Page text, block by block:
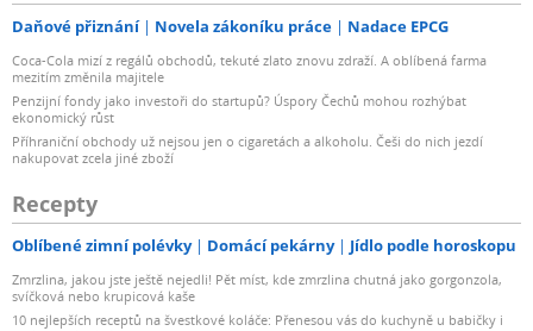
Daňové přiznání Novela zákoníku práce Nadace EPCG
Coca-Cola mizí z regálů obchodů, tekuté zlato znovu zdraží. A oblíbená farma
mezitím změnila majitele
Penzijní fondy jako investoři do startupů? Úspory Čechů mohou rozhýbat
ekonomický růst
Příhraniční obchody už nejsou jen o cigaretách a alkoholu. Češi do nich jezdí
nakupovat zcela jiné zboží
Recepty
Oblíbené zimní polévky Domácí pekárny Jídlo podle horoskopu
Zmrzlina, jakou jste ještě nejedli! Pět míst, kde zmrzlina chutná jako gorgonzola,
svíčková nebo krupicová kaše
10 nejlepších receptů na švestkové koláče: Přenesou vás do kuchyně u babičky i